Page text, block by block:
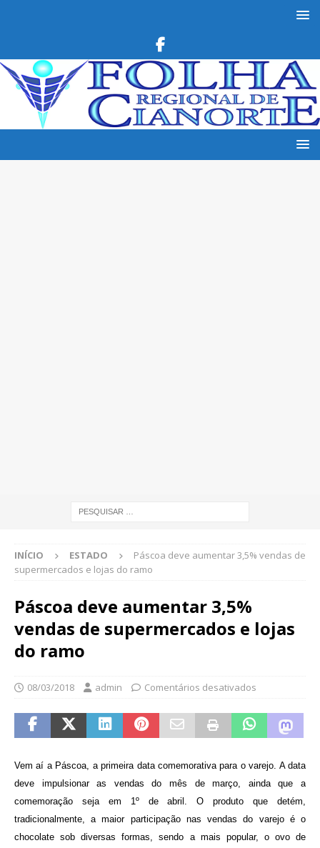
INÍCIO ESTADO
Páscoa deve aumentar 3,5% vendas de
supermercados e lojas do ramo
Páscoa deve aumentar 3,5%
vendas de supermercados e lojas
do ramo
08/03/2018 admin Comentários desativados
Vem aí a Páscoa, a primeira data comemorativa para o varejo. A data
deve impulsionar as vendas do mês de março, ainda que a
comemoração seja em 1º de abril. O produto que detém,
tradicionalmente, a maior participação nas vendas do varejo é o
chocolate sob diversas formas, sendo a mais popular, o ovo de